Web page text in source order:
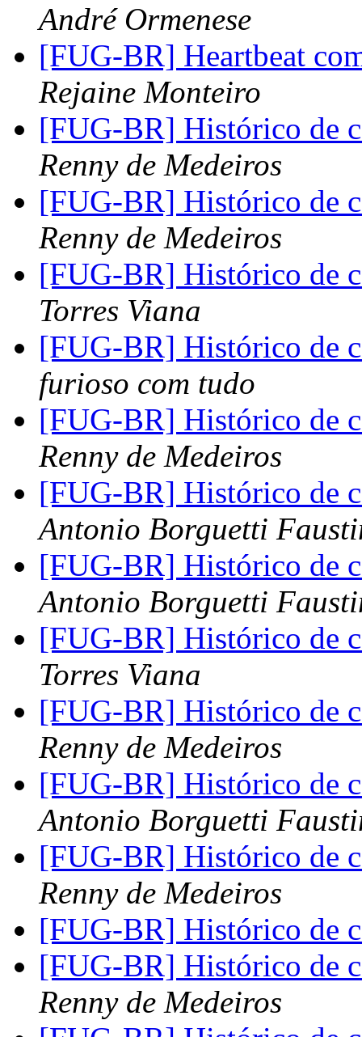
André Ormenese
[FUG-BR] Heartbeat
Rejaine Monteiro
[FUG-BR] Histórico de
Renny de Medeiros
[FUG-BR] Histórico de
Renny de Medeiros
[FUG-BR] Histórico de
Torres Viana
[FUG-BR] Histórico de
furioso com tudo
[FUG-BR] Histórico de
Renny de Medeiros
[FUG-BR] Histórico de
Antonio Borguetti
[FUG-BR] Histórico de
Antonio Borguetti
[FUG-BR] Histórico de
Torres Viana
[FUG-BR] Histórico de
Renny de Medeiros
[FUG-BR] Histórico de
Antonio Borguetti
[FUG-BR] Histórico de
Renny de Medeiros
[FUG-BR] Histórico de
[FUG-BR] Histórico de
Renny de Medeiros